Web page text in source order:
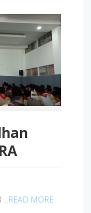
...READ MORE